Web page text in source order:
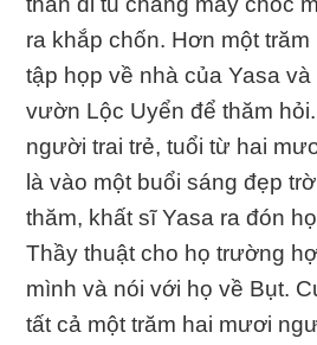
ra khắp chốn. Hơn một
tập họp về nhà của Yasa
vườn Lộc Uyển để thăm
người trai trẻ, tuổi từ hai
là vào một buổi sáng đẹp
thăm, khất sĩ Yasa ra đón
Thầy thuật cho họ trường
mình và nói với họ về Bụt.
tất cả một trăm hai mươi